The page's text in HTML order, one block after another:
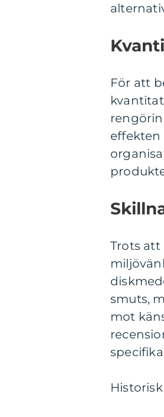
För att
effekten
Trots att
smuts,
mot